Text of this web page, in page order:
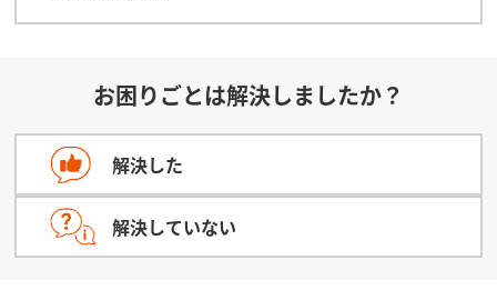
お困りごとは解決しましたか？
解決した
解決していない